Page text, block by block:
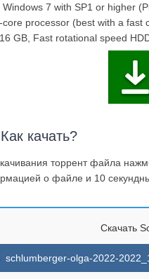
Windows 7 with SP1 or higher
core processor (best with a fast
GB, Fast rotational speed
Как качать?
торрент файла
о файле и 10
Скачать
schlumberger-olga-2022-